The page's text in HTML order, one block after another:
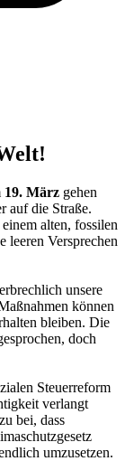
19. März gehen
auf die Straße.
alten, fossilen
leeren Versprechen
unsere
können
bleiben. Die
doch
Steuerreform
verlangt
bei, dass
umzusetzen.